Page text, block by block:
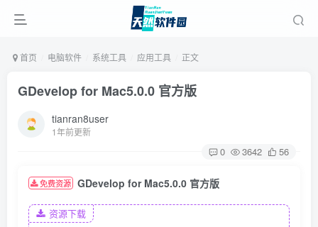
首页 电脑软件 系统工具 应用工具 正文
GDevelop for Mac5.0.0 官方版
tianran8user
1年前更新
0 3642 56
免费资源 GDevelop for Mac5.0.0 官方版
资源下载